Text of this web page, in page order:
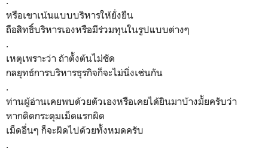
หรือเขาเน้นแบบบริหารให้ยั่งยืน
ถือสิทธิ์บริหารเองหรือมีร่วมทุนในรูปแบบต่างๆ
.
เหตุเพราะว่า ถ้าตั้งต้นไม่ชัด
กลยุทธ์การบริหารธุรกิจก็จะไม่นิ่งเช่นกัน
.
ท่านผู้อ่านเคยพบด้วยตัวเองหรือเคยได้ยินมาบ้างมั้ยครับว่า
หากติดกระดุมเม็ดแรกผิด
เม็ดอื่นๆ ก็จะผิดไปด้วยทั้งหมดครับ
.